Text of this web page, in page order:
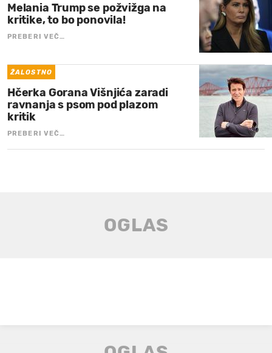
Melania Trump se požvižga na
kritike, to bo ponovila!
PREBERI VEČ…
ŽALOSTNO
Hčerka Gorana Višnjića zaradi
ravnanja s psom pod plazom
kritik
PREBERI VEČ…